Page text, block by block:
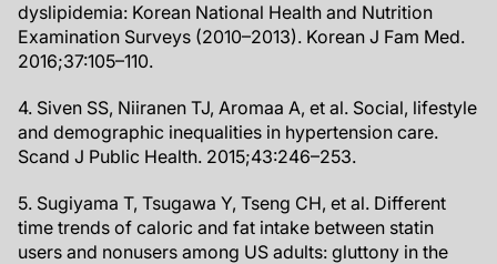
dyslipidemia: Korean National Health and Nutrition
Examination Surveys (2010–2013). Korean J Fam Med.
2016;37:105–110.
4. Siven SS, Niiranen TJ, Aromaa A, et al. Social, lifestyle
and demographic inequalities in hypertension care.
Scand J Public Health. 2015;43:246–253.
5. Sugiyama T, Tsugawa Y, Tseng CH, et al. Different
time trends of caloric and fat intake between statin
users and nonusers among US adults: gluttony in the